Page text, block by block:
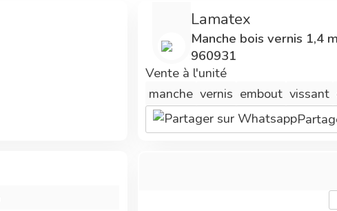
développements ont
de bénéficier de
avantageux.
Lamatex
Manche bois vernis 1,4
960931
Vente à l'unité
manche vernis embout vissant